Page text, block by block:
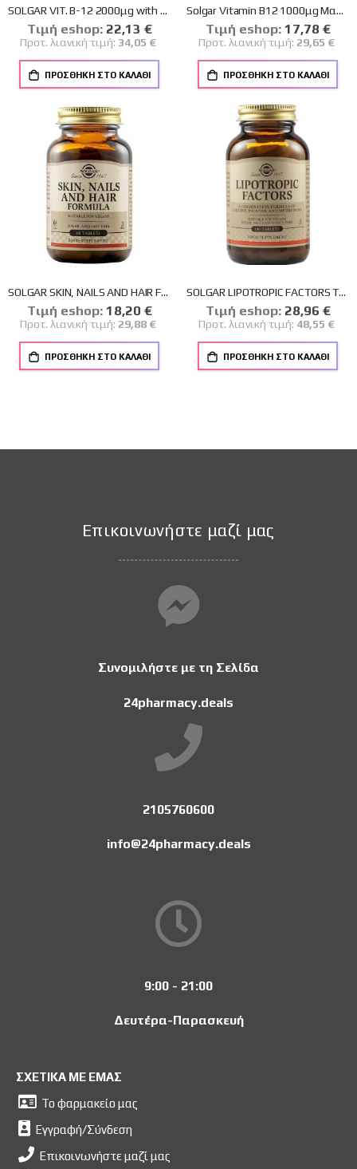
SOLGAR VIT. B-12 2000μg with B-Complex liquid 59ml
Tιμή eshop: Ειδική
Τιμή
22,13 €
Προτ. λιανική τιμή: 34,05 €
ΠΡΟΣΘΉΚΗ ΣΤΟ ΚΑΛΆΘΙ
Solgar Vitamin B12 1000μg Μασώμενα Δισκία Βιταμίνη B12 για την Ομαλή Λειτουργία του Νευρικού Συστήματος, 100nuggets
Tιμή eshop: Ειδική
Τιμή
17,78 €
Προτ. λιανική τιμή: 29,65 €
ΠΡΟΣΘΉΚΗ ΣΤΟ ΚΑΛΆΘΙ
SOLGAR SKIN, NAILS AND HAIR FORMULA TABS 60S
Tιμή eshop: Ειδική
Τιμή
18,20 €
Προτ. λιανική τιμή: 29,88 €
ΠΡΟΣΘΉΚΗ ΣΤΟ ΚΑΛΆΘΙ
SOLGAR LIPOTROPIC FACTORS TABS 100S
Tιμή eshop: Ειδική
Τιμή
28,96 €
Προτ. λιανική τιμή: 48,55 €
ΠΡΟΣΘΉΚΗ ΣΤΟ ΚΑΛΆΘΙ
Επικοινωνήστε μαζί μας
Συνομιλήστε με τη Σελίδα
24pharmacy.deals
2105760600
info@24pharmacy.deals
9:00 - 21:00
Δευτέρα-Παρασκευή
ΣΧΕΤΙΚΑ ΜΕ ΕΜΑΣ
Το φαρμακείο μας
Εγγραφή/Σύνδεση
Επικοινωνήστε μαζί μας